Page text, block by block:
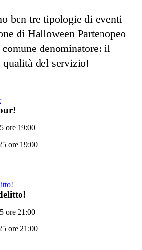
ben tre tipologie di eventi
di Halloween Partenopeo
denominatore: il
del servizio!
ore 19:00
ore 19:00
ore 21:00
ore 21:00